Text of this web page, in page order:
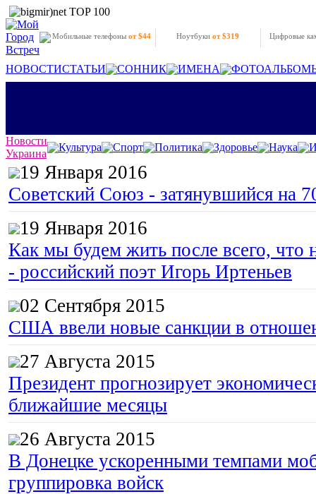
Мобильные телефоны от $44 Ноутбукиот $319 Цифровые
НОВОСТИСТАТЬИ СОННИК ИМЕНА
Новости
Украина
Культура Спорт Политика Здоровье Наука
19 Января 2016
Советский Союз - затянувшийся на
19 Января 2016
Как мы будем жить после всего, что
- российский поэт Игорь Иртеньев
02 Сентября 2015
США ввели новые санкции в
27 Августа 2015
Президент прогнозирует
ближайшие месяцы
26 Августа 2015
В Донецке ускоренными темпами
группировка войск